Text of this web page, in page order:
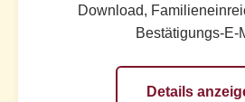
Download,
Bestätigungs-E-
Details